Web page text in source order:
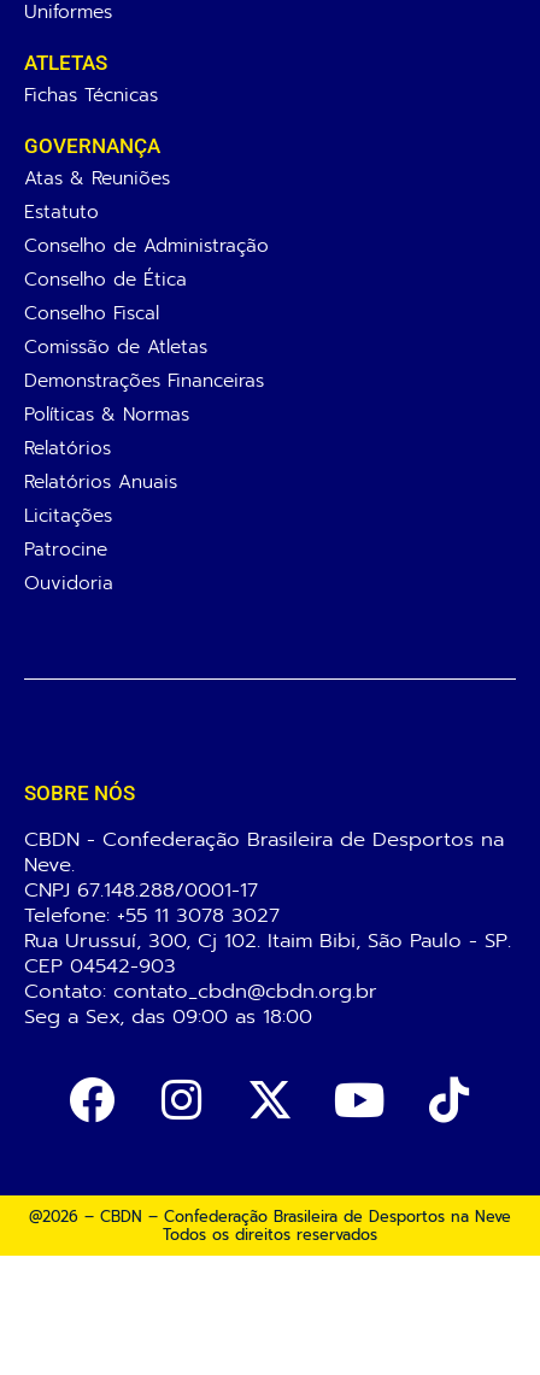
Uniformes
ATLETAS
Fichas Técnicas
GOVERNANÇA
Atas & Reuniões
Estatuto
Conselho de Administração
Conselho de Ética
Conselho Fiscal
Comissão de Atletas
Demonstrações Financeiras
Políticas & Normas
Relatórios
Relatórios Anuais
Licitações
Patrocine
Ouvidoria
SOBRE NÓS
CBDN - Confederação Brasileira de Desportos na
Neve.
CNPJ 67.148.288/0001-17
Telefone: +55 11 3078 3027
Rua Urussuí, 300, Cj 102. Itaim Bibi, São Paulo - SP.
CEP 04542-903
Contato: contato_cbdn@cbdn.org.br
Seg a Sex, das 09:00 as 18:00
@2026 – CBDN – Confederação Brasileira de Desportos na Neve
Todos os direitos reservados